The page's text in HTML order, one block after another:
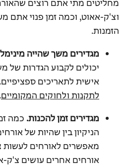
מחליטים מתי אתם רוצים
וצ'ק-אאוט, וכמה זמן פנוי אתם
הזמנות.
מגדירים משך שהייה
יכולים לקבוע הגדרות של
אישית לתאריכים ספציפיים.
לתקנות ולחוקים המקומיים.
מגדירים זמן להכנות. כמה
הניקיון בין שהיות של
מאפשרים לאורחים לעשות
אורחים אחרים עושים